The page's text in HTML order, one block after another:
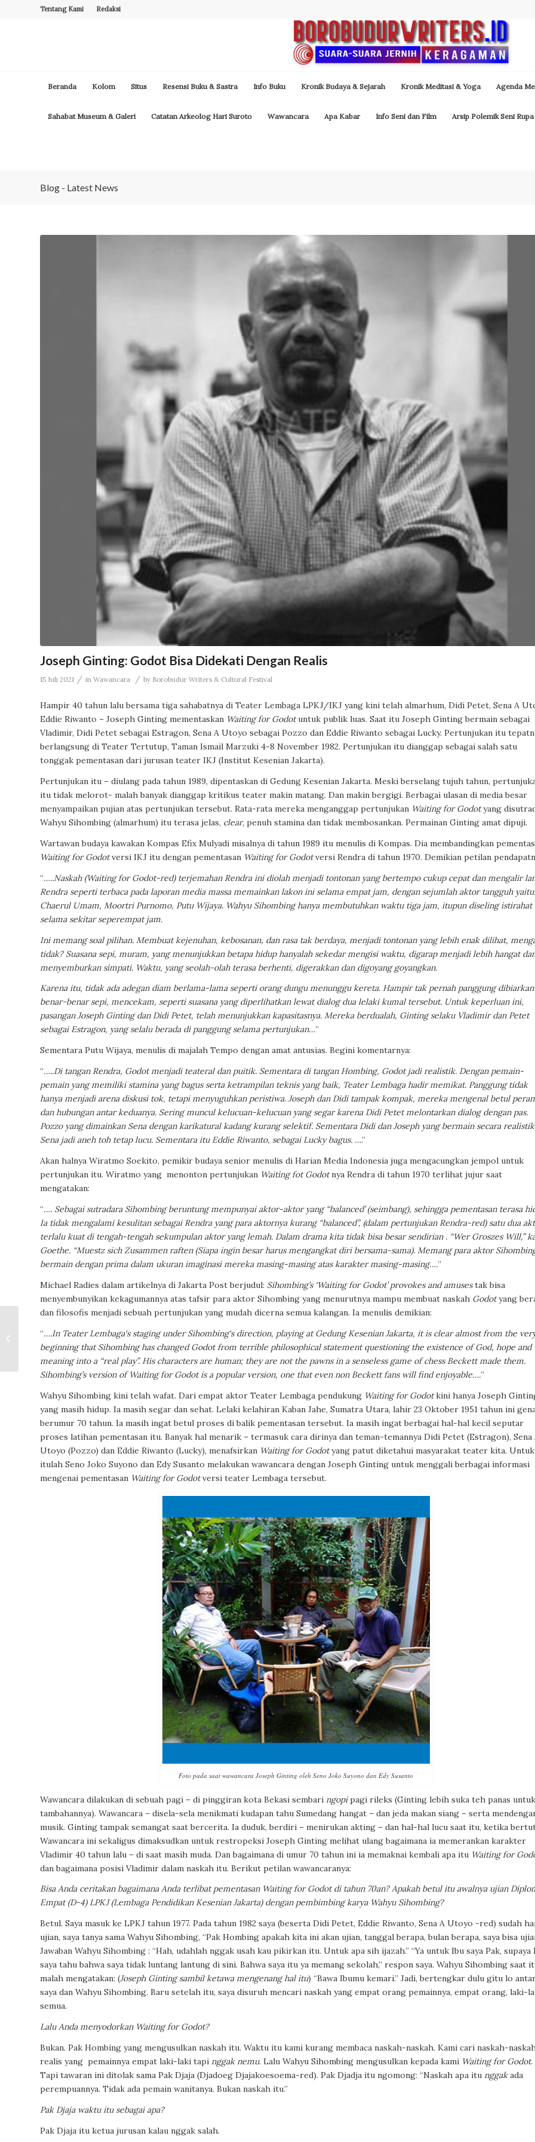
Tentang Kami Redaksi
Beranda Kolom Situs Resensi Buku & Sastra Info Buku Kronik Budaya & Sejarah Kronik Meditasi & Yoga Agenda
Sahabat Museum & Galeri Catatan Arkeolog Hari Suroto Wawancara Apa Kabar Info Seni dan Film Arsip Polemik Seni Rupa
Blog - Latest News
Joseph Ginting: Godot Bisa Didekati Dengan Realis
15 Juli 2021 / in Wawancara / by Borobudur Writers & Cultural Festival
Hampir 40 tahun lalu bersama tiga sahabatnya di Teater Lembaga LPKJ/IKJ yang kini telah almarhum, Didi Petet, Sena A
Eddie Riwanto – Joseph Ginting mementaskan Waiting for Godotuntuk publik luas. Saat itu Joseph Ginting bermain sebagai
Vladimir, Didi Petet sebagai Estragon, Sena A Utoyo sebagai Pozzo dan Eddie Riwanto sebagai Lucky. Pertunjukan itu
berlangsung di Teater Tertutup, Taman Ismail Marzuki 4-8 November 1982. Pertunjukan itu dianggap sebagai salah satu
tonggak pementasan dari jurusan teater IKJ (Institut Kesenian Jakarta).
Pertunjukan itu – diulang pada tahun 1989, dipentaskan di Gedung Kesenian Jakarta. Meski berselang tujuh tahun,
itu tidak melorot- malah banyak dianggap kritikus teater makin matang. Dan makin bergigi. Berbagai ulasan di media besar
menyampaikan pujian atas pertunjukan tersebut. Rata-rata mereka menganggap pertunjukan Waiting for Godotyang
Wahyu Sihombing (almarhum) itu terasa jelas, clear, penuh stamina dan tidak membosankan. Permainan Ginting amat dipuji.
Wartawan budaya kawakan Kompas Efix Mulyadi misalnya di tahun 1989 itu menulis di Kompas. Dia membandingkan
Waiting for Godotversi IKJ itu dengan pementasan Waiting for Godotversi Rendra di tahun 1970. Demikian petilan
“…..Naskah (Waiting for Godot-red) terjemahan Rendra ini diolah menjadi tontonan yang bertempo cukup cepat dan mengalir
Rendra seperti terbaca pada laporan media massa memainkan lakon ini selama empat jam, dengan sejumlah aktor tangguh yaitu:
Chaerul Umam, Moortri Purnomo, Putu Wijaya. Wahyu Sihombing hanya membutuhkan waktu tiga jam, itupun diseling istirahat
selama sekitar seperempat jam.
Ini memang soal pilihan. Membuat kejenuhan, kebosanan, dan rasa tak berdaya, menjadi tontonan yang lebih enak dilihat,
tidak? Suasana sepi, muram, yang menunjukkan betapa hidup hanyalah sekedar mengisi waktu, digarap menjadi lebih hangat
menyemburkan simpati. Waktu, yang seolah-olah terasa berhenti, digerakkan dan digoyang goyangkan.
Karena itu, tidak ada adegan diam berlama-lama seperti orang dungu menunggu kereta. Hampir tak pernah panggung dibiarkan
benar-benar sepi, mencekam, seperti suasana yang diperlihatkan lewat dialog dua lelaki kumal tersebut. Untuk keperluan ini,
pasangan Joseph Ginting dan Didi Petet, telah menunjukkan kapasitasnya. Mereka berdualah, Ginting selaku Vladimir dan Petet
sebagai Estragon, yang selalu berada di panggung selama pertunjukan…”
Sementara Putu Wijaya, menulis di majalah Tempo dengan amat antusias. Begini komentarnya:
“…..Di tangan Rendra, Godot menjadi teateral dan puitik. Sementara di tangan Hombing, Godot jadi realistik. Dengan pemain-
pemain yang memiliki stamina yang bagus serta ketrampilan teknis yang baik, Teater Lembaga hadir memikat. Panggung tidak
hanya menjadi arena diskusi tok, tetapi menyuguhkan peristiwa. Joseph dan Didi tampak kompak, mereka mengenal betul
dan hubungan antar keduanya. Sering muncul kelucuan-kelucuan yang segar karena Didi Petet melontarkan dialog dengan pas.
Pozzo yang dimainkan Sena dengan karikatural kadang kurang selektif. Sementara Didi dan Joseph yang bermain secara
Sena jadi aneh toh tetap lucu. Sementara itu Eddie Riwanto, sebagai Lucky bagus. ….”
Akan halnya Wiratmo Soekito, pemikir budaya senior menulis di Harian Media Indonesia juga mengacungkan jempol untuk
pertunjukan itu. Wiratmo yang menonton pertunjukan Waiting fot Godotnya Rendra di tahun 1970 terlihat jujur saat
mengatakan:
“…. Sebagai sutradara Sihombing beruntung mempunyai aktor-aktor yang “balanced’ (seimbang), sehingga pementasan terasa
Ia tidak mengalami kesulitan sebagai Rendra yang para aktornya kurang “balanced”, (dalam pertunjukan Rendra-red) satu dua
terlalu kuat di tengah-tengah sekumpulan aktor yang lemah. Dalam drama kita tidak bisa besar sendirian . “Wer Groszes Will,”
Goethe. “Muestz sich Zusammen raften (Siapa ingin besar harus mengangkat diri bersama-sama). Memang para aktor
bermain dengan prima dalam ukuran imaginasi mereka masing-masing atas karakter masing-masing….”
Michael Radies dalam artikelnya di Jakarta Post berjudul: Sihombing’s ‘Waiting for Godot’ provokes and amusestak bisa
menyembunyikan kekagumannya atas tafsir para aktor Sihombing yang menurutnya mampu membuat naskah Godotyang
dan filosofis menjadi sebuah pertunjukan yang mudah dicerna semua kalangan. Ia menulis demikian:
“….In Teater Lembaga‘s staging under Sihombing‘s direction, playing at Gedung Kesenian Jakarta, it is clear almost from the
beginning that Sihombing has changed Godot from terrible philosophical statement questioning the existence of God, hope and
meaning into a “real play”. His characters are human; they are not the pawns in a senseless game of chess Beckett made them.
Sihombing’s version of Waiting for Godot is a popular version, one that even non Beckett fans will find enjoyable….”
Wahyu Sihombing kini telah wafat. Dari empat aktor Teater Lembaga pendukung Waiting for Godotkini hanya Joseph
yang masih hidup. Ia masih segar dan sehat. Lelaki kelahiran Kaban Jahe, Sumatra Utara, lahir 23 Oktober 1951 tahun ini
berumur 70 tahun. Ia masih ingat betul proses di balik pementasan tersebut. Ia masih ingat berbagai hal-hal kecil seputar
proses latihan pementasan itu. Banyak hal menarik – termasuk cara dirinya dan teman-temannya Didi Petet (Estragon), Sena
Utoyo (Pozzo) dan Eddie Riwanto (Lucky), menafsirkan Waiting for Godotyang patut diketahui masyarakat teater kita. Untuk
itulah Seno Joko Suyono dan Edy Susanto melakukan wawancara dengan Joseph Ginting untuk menggali berbagai informasi
mengenai pementasan Waiting for Godotversi teater Lembaga tersebut.
Foto pada saat wawancara Joseph Ginting oleh Seno Joko Suyono dan Edy Susanto
Wawancara dilakukan di sebuah pagi – di pinggiran kota Bekasi sembari ngopipagi rileks (Ginting lebih suka teh panas untuk
tambahannya). Wawancara – disela-sela menikmati kudapan tahu Sumedang hangat – dan jeda makan siang – serta
musik. Ginting tampak semangat saat bercerita. Ia duduk, berdiri – menirukan akting – dan hal-hal lucu saat itu, ketika
Wawancara ini sekaligus dimaksudkan untuk restropeksi Joseph Ginting melihat ulang bagaimana ia memerankan karakter
Vladimir 40 tahun lalu – di saat masih muda. Dan bagaimana di umur 70 tahun ini ia memaknai kembali apa itu Waiting for
dan bagaimana posisi Vladimir dalam naskah itu. Berikut petilan wawancaranya:
Bisa Anda ceritakan bagaimana Anda terlibat pementasan Waiting for Godot di tahun 70an? Apakah betul itu awalnya ujian
Empat (D-4) LPKJ (Lembaga Pendidikan Kesenian Jakarta) dengan pembimbing karya Wahyu Sihombing?
Betul. Saya masuk ke LPKJ tahun 1977. Pada tahun 1982 saya (beserta Didi Petet, Eddie Riwanto, Sena A Utoyo -red) sudah
ujian, saya tanya sama Wahyu Sihombing, “Pak Hombing apakah kita ini akan ujian, tanggal berapa, bulan berapa, saya bisa
Jawaban Wahyu Sihombing : “Hah, udahlah nggak usah kau pikirkan itu. Untuk apa sih ijazah.” “Ya untuk Ibu saya Pak, supaya
saya tahu bahwa saya tidak luntang lantung di sini. Bahwa saya itu ya memang sekolah,” respon saya. Wahyu Sihombing saat
malah mengatakan: (Joseph Ginting sambil ketawa mengenang hal itu) “Bawa Ibumu kemari.” Jadi, bertengkar dulu gitu lo
saya dan Wahyu Sihombing. Baru setelah itu, saya disuruh mencari naskah yang empat orang pemainnya, empat orang, laki-
semua.
Lalu Anda menyodorkan Waiting for Godot?
Bukan. Pak Hombing yang mengusulkan naskah itu. Waktu itu kami kurang membaca naskah-naskah. Kami cari naskah-
realis yang pemainnya empat laki-laki tapi nggak nemu. Lalu Wahyu Sihombing mengusulkan kepada kami Waiting for Godot.
Tapi tawaran ini ditolak sama Pak Djaja (Djadoeg Djajakoesoema-red). Pak Djadja itu ngomong: “Naskah apa itu nggakada
perempuannya. Tidak ada pemain wanitanya. Bukan naskah itu.”
Pak Djaja waktu itu sebagai apa?
Pak Djaja itu ketua jurusan kalau nggak salah.
Puisi-Puisi Tjahjono
Widijanto